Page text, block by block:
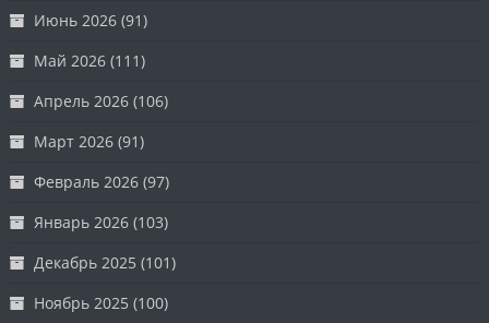
Июнь 2026 (91)
Май 2026 (111)
Апрель 2026 (106)
Март 2026 (91)
Февраль 2026 (97)
Январь 2026 (103)
Декабрь 2025 (101)
Ноябрь 2025 (100)